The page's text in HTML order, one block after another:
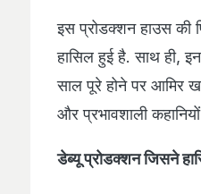
इस प्रोडक्शन हाउस की
हासिल हुई है. साथ ही,
साल पूरे होने पर आमिर
और प्रभावशाली
डेब्यू प्रोडक्शन जिसने